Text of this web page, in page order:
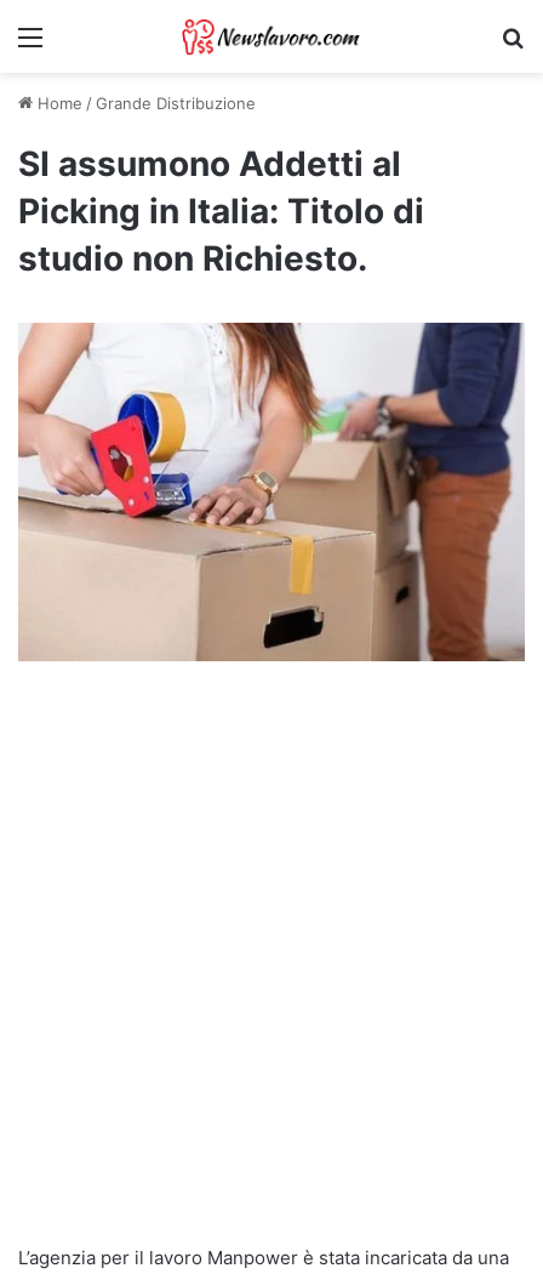
Menu
Home /Grande Distribuzione
SI assumono Addetti al
Picking in Italia: Titolo di
studio non Richiesto.
L’agenzia per il lavoro Manpower è stata incaricata da una